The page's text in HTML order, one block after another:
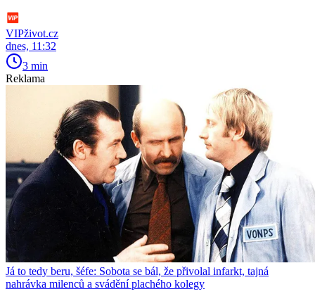
VIPživot.cz
dnes, 11:32
3 min
Reklama
Já to tedy beru, šéfe: Sobota se bál, že přivolal infarkt, tajná
nahrávka milenců a svádění plachého kolegy